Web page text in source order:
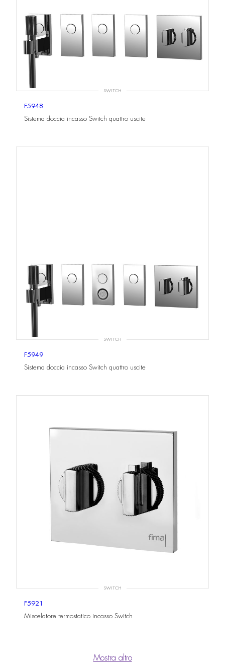
SWITCH
F5948
Sistema doccia incasso Switch quattro uscite
SWITCH
F5949
Sistema doccia incasso Switch quattro uscite
SWITCH
F5921
Miscelatore termostatico incasso Switch
Mostra altro